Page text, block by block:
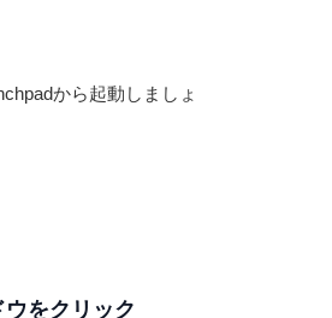
から起動しましょ
をクリック